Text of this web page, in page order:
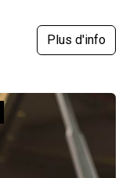
Plus d'info